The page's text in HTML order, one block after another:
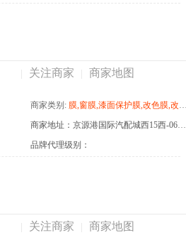
商家类别: 膜,窗膜,漆面保护膜,改色膜,改色膜,弈龙世家,杜邦,车姿百态,朗盾,派勒,导航,卡仕达,行影通
商家地址：京源港国际汽配城西15西-06、07号楼
品牌代理级别：
关注商家 商家地图
关注商家 商家地图